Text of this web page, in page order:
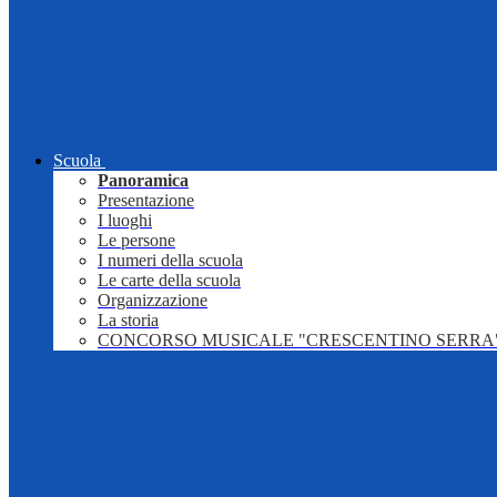
Scuola
Panoramica
Presentazione
I luoghi
Le persone
I numeri della scuola
Le carte della scuola
Organizzazione
La storia
CONCORSO MUSICALE "CRESCENTINO